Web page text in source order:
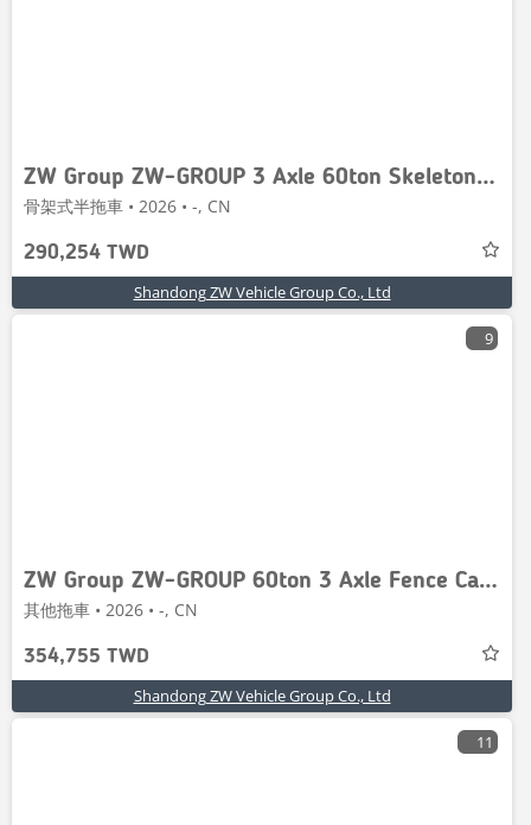
ZW Group ZW-GROUP 3 Axle 60ton Skeleton Semi Trail
骨架式半拖車 • 2026 • -, CN
290,254 TWD
Shandong ZW Vehicle Group Co., Ltd
9
ZW Group ZW-GROUP 60ton 3 Axle Fence Cargo Trailer
其他拖車 • 2026 • -, CN
354,755 TWD
Shandong ZW Vehicle Group Co., Ltd
11